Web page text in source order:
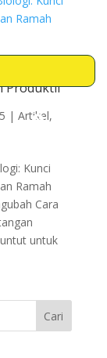
Biologi:
Produktif
| Artikel,
Kunci
Ramah
Cara
untuk
Cari